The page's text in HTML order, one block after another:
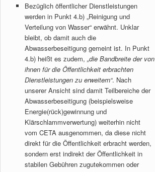
Bezüglich öffentlicher Dienstleistungen
werden in Punkt 4.b) „Reinigung und
Verteilung von Wasser“ erwähnt. Unklar
bleibt, ob damit auch die
Abwasserbeseitigung gemeint ist. In Punkt
4.b) heißt es zudem, „die Bandbreite der von
ihnen für die Öffentlichkeit erbrachten
Dienstleistungen zu erweitern“. Nach
unserer Ansicht sind damit Teilbereiche der
Abwasserbeseitigung (beispielsweise
Energie(rück)gewinnung und
Klärschlammverwertung) weiterhin nicht
vom CETA ausgenommen, da diese nicht
direkt für die Öffentlichkeit erbracht werden,
sondern erst indirekt der Öffentlichkeit in
stabilen Gebühren zugutekommen oder